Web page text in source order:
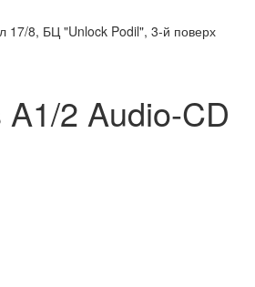
17/8, БЦ "Unlock Podil", 3-й поверх
2 Audio-CD